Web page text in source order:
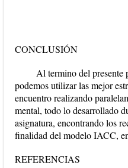
CONCLUSIÓN
Al termino del presente
podemos utilizar las mejor
encuentro realizando
mental, todo lo desarrollado
asignatura, encontrando los
finalidad del modelo IACC,
REFERENCIAS